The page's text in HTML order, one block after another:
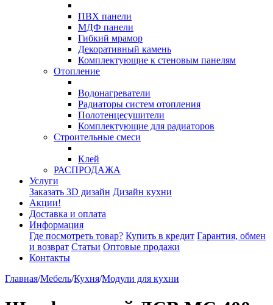
ПВХ панели
МДФ панели
Гибкий мрамор
Декоративный камень
Комплектующие к стеновым панелям
Отопление
Водонагреватели
Радиаторы систем отопления
Полотенцесушители
Комплектующие для радиаторов
Строительные смеси
Клей
РАСПРОДАЖА
Услуги
Заказать 3D дизайн Дизайн кухни
Акции!
Доставка и оплата
Информация
Где посмотреть товар? Купить в кредит Гарантия, обмен
и возврат Статьи Оптовые продажи
Контакты
Главная/Мебель/Кухня/Модули для кухни